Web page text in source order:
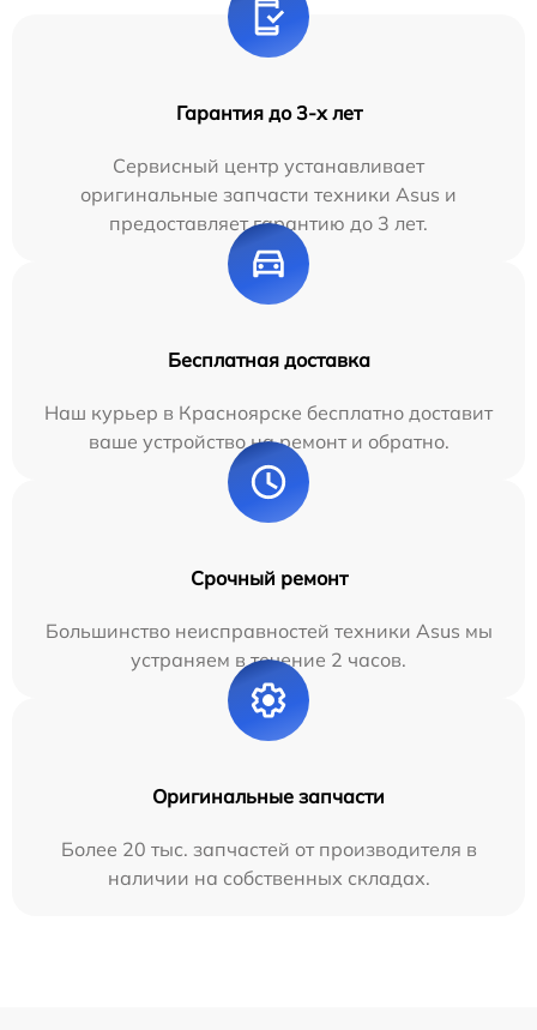
Гарантия до 3-х лет
Сервисный центр устанавливает
оригинальные запчасти техники Asus и
предоставляет гарантию до 3 лет.
Бесплатная доставка
Наш курьер в Красноярске бесплатно доставит
ваше устройство на ремонт и обратно.
Срочный ремонт
Большинство неисправностей техники Asus мы
устраняем в течение 2 часов.
Оригинальные запчасти
Более 20 тыс. запчастей от производителя в
наличии на собственных складах.